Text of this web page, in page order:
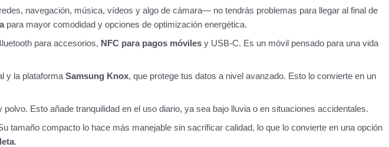
navegación, música, vídeos y algo de cámara— no tendrás problemas para llegar al final de
para mayor comodidad y opciones de optimización energética.
para accesorios, NFC para pagos móviles y USB-C. Es un móvil pensado para una vida
y la plataforma Samsung Knox, que protege tus datos a nivel avanzado. Esto lo convierte en un
Esto añade tranquilidad en el uso diario, ya sea bajo lluvia o en situaciones accidentales.
tamaño compacto lo hace más manejable sin sacrificar calidad, lo que lo convierte en una opción
.